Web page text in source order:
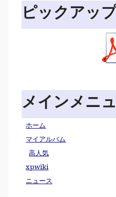
ピックアッ
メインメニ
ホーム
マイアルバム
高人気
xpwiki
ニュース